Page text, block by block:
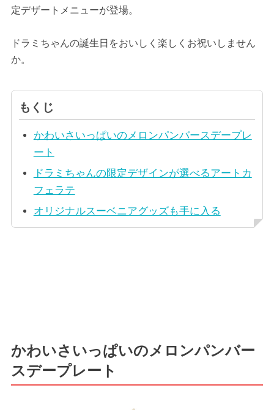
定デザートメニューが登場。
ドラミちゃんの誕生日をおいしく楽しくお祝いしません
か。
もくじ
かわいさいっぱいのメロンパンバースデープレ
ート
ドラミちゃんの限定デザインが選べるアートカ
フェラテ
オリジナルスーベニアグッズも手に入る
かわいさいっぱいのメロンパンバー
スデープレート